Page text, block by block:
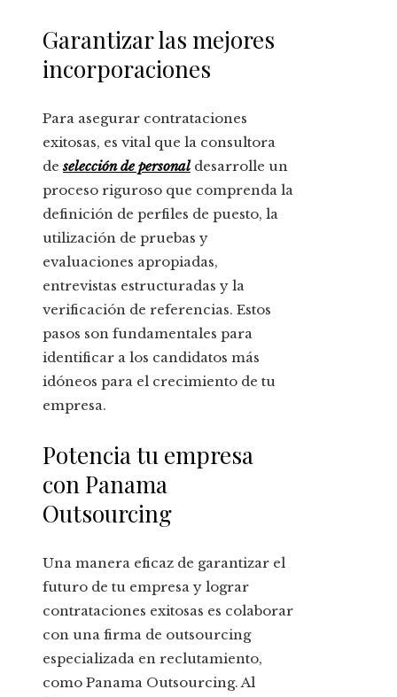
Garantizar las mejores
incorporaciones
Para asegurar contrataciones
exitosas, es vital que la consultora
deselección de personal desarrolle un
proceso riguroso que comprenda la
definición de perfiles de puesto, la
utilización de pruebas y
evaluaciones apropiadas,
entrevistas estructuradas y la
verificación de referencias. Estos
pasos son fundamentales para
identificar a los candidatos más
idóneos para el crecimiento de tu
empresa.
Potencia tu empresa
con Panama
Outsourcing
Una manera eficaz de garantizar el
futuro de tu empresa y lograr
contrataciones exitosas es colaborar
con una firma de outsourcing
especializada en reclutamiento,
como Panama Outsourcing. Al